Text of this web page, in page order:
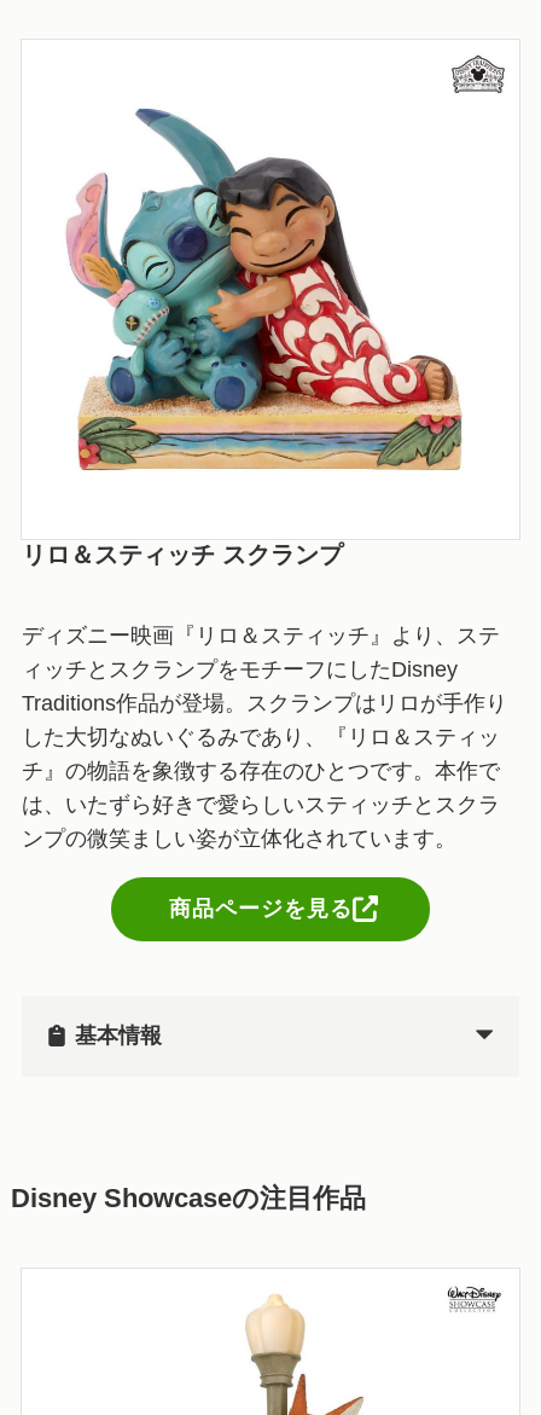
リロ＆スティッチ スクランプ
ディズニー映画『リロ＆スティッチ』より、ステ
ィッチとスクランプをモチーフにしたDisney
Traditions作品が登場。スクランプはリロが手作り
した大切なぬいぐるみであり、『リロ＆スティッ
チ』の物語を象徴する存在のひとつです。本作で
は、いたずら好きで愛らしいスティッチとスクラ
ンプの微笑ましい姿が立体化されています。
商品ページを見る
基本情報
Disney Showcaseの注目作品